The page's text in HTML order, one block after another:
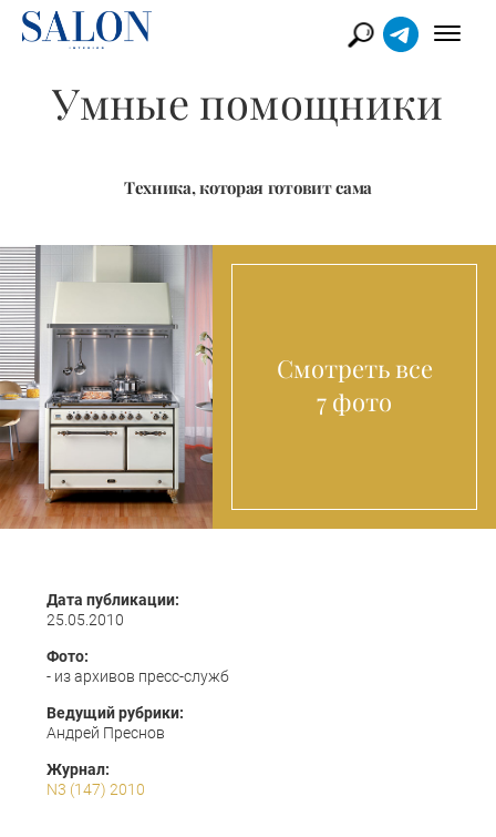
Умные помощники
Техника, которая готовит сама
Смотреть все
7 фото
Дата публикации:
25.05.2010
Фото:
- из архивов пресс-служб
Ведущий рубрики:
Андрей Преснов
Журнал:
N3 (147) 2010